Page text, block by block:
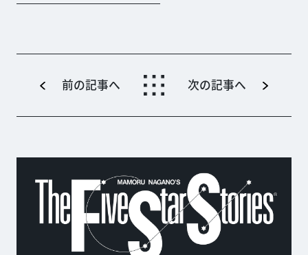
前の記事へ 次の記事へ